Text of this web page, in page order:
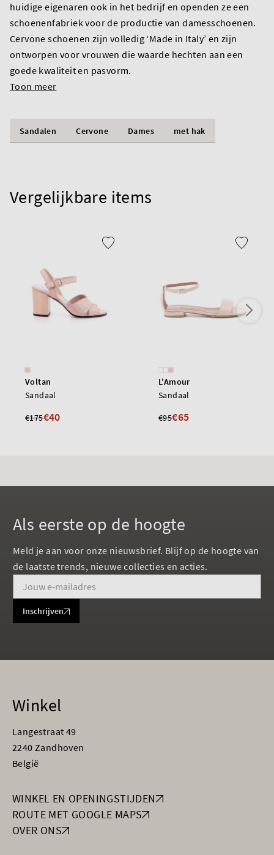
huidige eigenaren ook in het bedrijf en openden ze een
schoenenfabriek voor de productie van damesschoenen.
Cervone schoenen zijn volledig ‘Made in Italy’ en zijn
ontworpen voor vrouwen die waarde hechten aan een
goede kwaliteit en pasvorm.
Toon meer
Sandalen Cervone Dames met hak
Vergelijkbare items
Voltan
Sandaal
€175€40
L'Amour
Sandaal
€95€65
Als eerste op de hoogte
Meld je aan voor onze nieuwsbrief. Blijf op de hoogte van
de laatste trends, nieuwe collecties en acties.
Inschrijven
Winkel
Langestraat 49
2240 Zandhoven
België
WINKEL EN OPENINGSTIJDEN
ROUTE MET GOOGLE MAPS
OVER ONS